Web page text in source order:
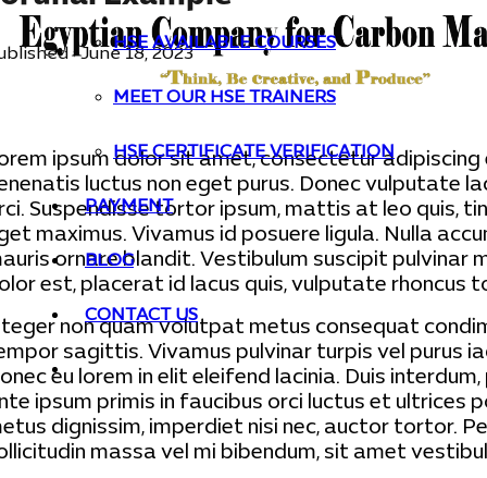
HSE AVAILABLE COURSES
MEET OUR HSE TRAINERS
HSE CERTIFICATE VERIFICATION
PAYMENT
BLOG
CONTACT US
:June 18, 2023
ipsum dolor sit amet, consectetur
luctus non eget purus. Donec vulputate
Suspendisse tortor ipsum, mattis at leo quis,
maximus. Vivamus id posuere ligula. Nulla
ornare blandit. Vestibulum suscipit pulvinar
est, placerat id lacus quis, vulputate rhoncus
non quam volutpat metus consequat
sagittis. Vivamus pulvinar turpis vel purus
eu lorem in elit eleifend lacinia. Duis
ipsum primis in faucibus orci luctus et ultrices
dignissim, imperdiet nisi nec, auctor tortor.
massa vel mi bibendum, sit amet